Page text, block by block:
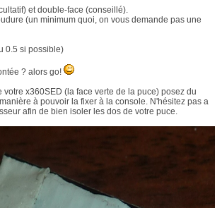
et double-face (conseillé).
(un minimum quoi, on vous demande pas une
0.5 si possible)
? alors go!
votre x360SED (la face verte de la puce) posez du
à pouvoir la fixer à la console. N'hésitez pas a
afin de bien isoler les dos de votre puce.